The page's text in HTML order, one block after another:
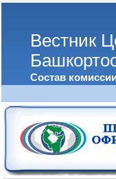
Вестник
Состав